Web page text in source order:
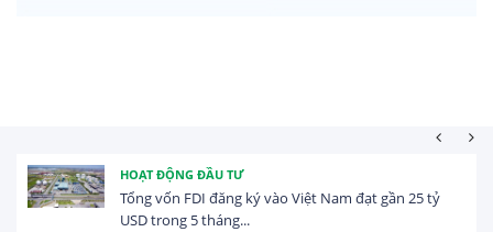
HOẠT ĐỘNG ĐẦU TƯ
Tổng vốn FDI đăng ký vào Việt Nam đạt gần 25 tỷ
USD trong 5 tháng...